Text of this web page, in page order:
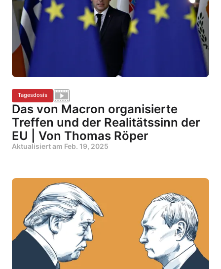
Tagesdosis
Das von Macron organisierte
Treffen und der Realitätssinn der
EU | Von Thomas Röper
Aktualisiert am Feb. 19, 2025